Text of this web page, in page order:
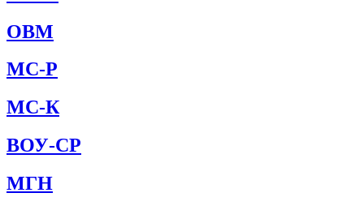
ОВМ
МС-Р
МС-К
ВОУ-СР
МГН